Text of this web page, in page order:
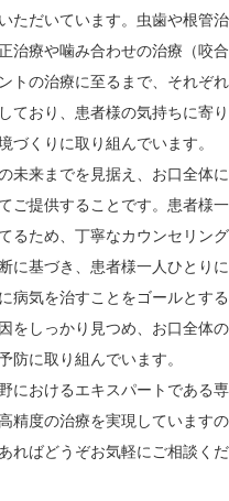
ただいています。虫歯や根管治
治療や噛み合わせの治療（咬合
トの治療に至るまで、それぞれ
ており、患者様の気持ちに寄り
くりに取り組んでいます。
未来までを見据え、お口全体に
ご提供することです。患者様一
るため、丁寧なカウンセリング
に基づき、患者様一人ひとりに
病気を治すことをゴールとする
をしっかり見つめ、お口全体の
に取り組んでいます。
におけるエキスパートである専
精度の治療を実現していますの
ればどうぞお気軽にご相談くだ